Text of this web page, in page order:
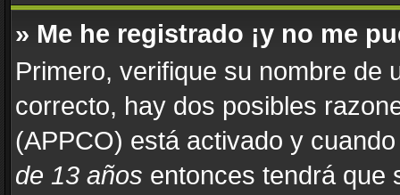
» Me he registrado ¡y no me
Primero, verifique su nombre de
correcto, hay dos posibles
(APPCO) está activado y
de 13 años entonces tendrá que